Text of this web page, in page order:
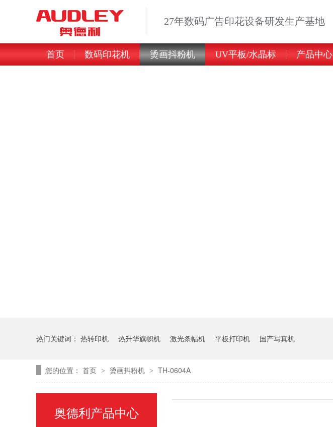
27年数码广告印花设备研发生产基地
首页 数码印花机 烫画抖粉机 UV平板/水晶标 产品中心
热门关键词： 热转印机 热升华旗帜机 激光条幅机 平板打印机 国产写真机
您的位置： 首页 > 烫画抖粉机 > TH-0604A
奥德利产品中心